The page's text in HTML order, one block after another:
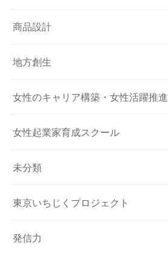
商品設計
地方創生
女性のキャリア構築・女性活躍推進
女性起業家育成スクール
未分類
東京いちじくプロジェクト
発信力